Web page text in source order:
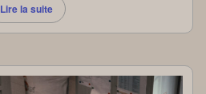
Lire la suite